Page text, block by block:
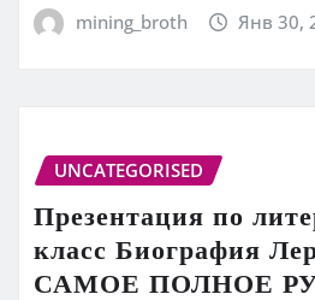
mining_broth Янв 30,
UNCATEGORISED
Презентация по
класс Биография
САМОЕ ПОЛНОЕ